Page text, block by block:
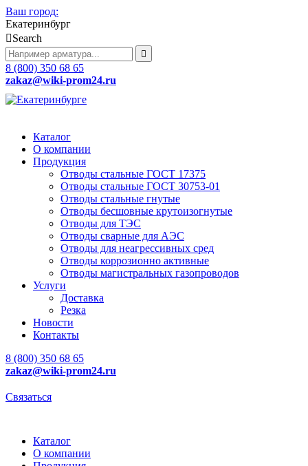
Ваш город:
Екатеринбург
Search
8 (800) 350 68 65
zakaz@wiki-prom24.ru
Каталог
О компании
Продукция
Отводы стальные ГОСТ 17375
Отводы стальные ГОСТ 30753-01
Отводы стальные гнутые
Отводы бесшовные крутоизогнутые
Отводы для ТЭС
Отводы сварные для АЭС
Отводы для неагрессивных сред
Отводы коррозионно активные
Отводы магистральных газопроводов
Услуги
Доставка
Резка
Новости
Контакты
8 (800) 350 68 65
zakaz@wiki-prom24.ru
Связаться
Каталог
О компании